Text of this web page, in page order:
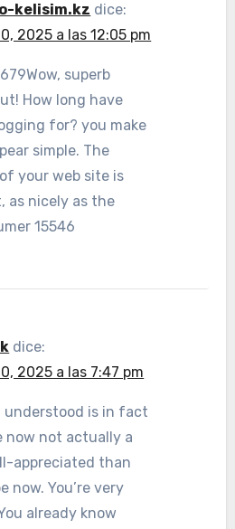
kelisim.kz dice:
2025 a las 12:05 pm
superb
How long have
for? you make
simple. The
your web site is
as nicely as the
15546
dice:
2025 a las 7:47 pm
understood is in fact
now not actually a
appreciated than
now. You’re very
already know